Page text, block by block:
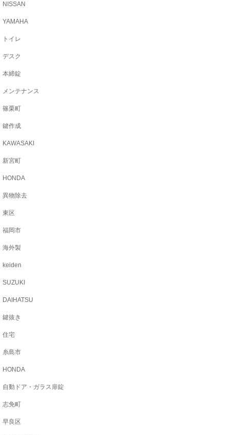
NISSAN
YAMAHA
トイレ
デスク
本締錠
メンテナンス
篠栗町
鍵作成
KAWASAKI
新宮町
HONDA
異物除去
東区
福岡市
海外製
keiden
SUZUKI
DAIHATSU
鍵抜き
住宅
糸島市
HONDA
自動ドア・ガラス扉錠
志免町
早良区